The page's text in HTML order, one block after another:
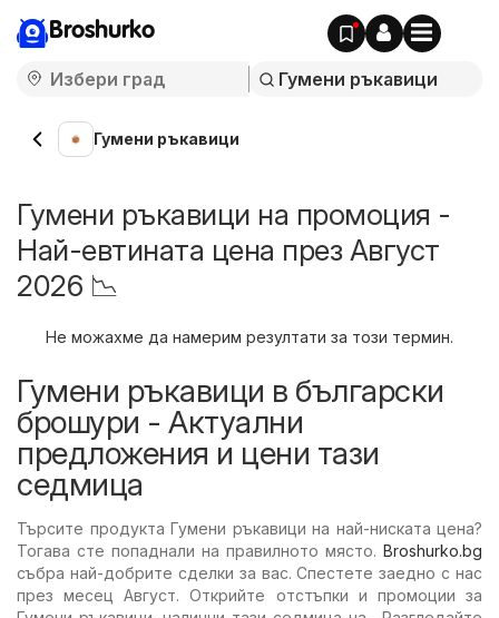
Broshurko
Гумени ръкавици
Гумени ръкавици на промоция -
Най-евтината цена през Август
2026 📉
Не можахме да намерим резултати за този термин.
Гумени ръкавици в български
брошури - Актуални
предложения и цени тази
седмица
Търсите продукта Гумени ръкавици на най-ниската цена?
Тогава сте попаднали на правилното място. Broshurko.bg
събра най-добрите сделки за вас. Спестете заедно с нас
през месец Август. Открийте отстъпки и промоции за